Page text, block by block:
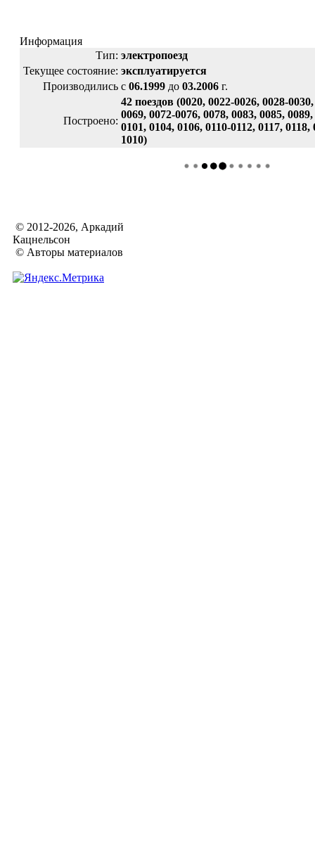
Информация
Тип: электропоезд
Текущее состояние: эксплуатируется
Производились с 06.1999 до 03.2006 г.
Построено:
42 поездов (0020, 0022-0026, 0028-
0069, 0072-0076, 0078, 0083, 0085,
0101, 0104, 0106, 0110-0112, 0117,
1010)
© 2012-2026, Аркадий
Кацнельсон
© Авторы материалов